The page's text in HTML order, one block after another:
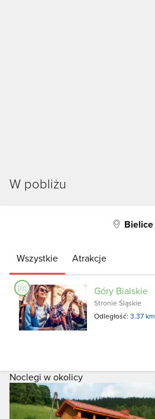
W pobliżu
Bielice
Wszystkie Atrakcje
Góry Bialskie
Stronie Śląskie
Odległość:3.37 km
Noclegi w okolicy